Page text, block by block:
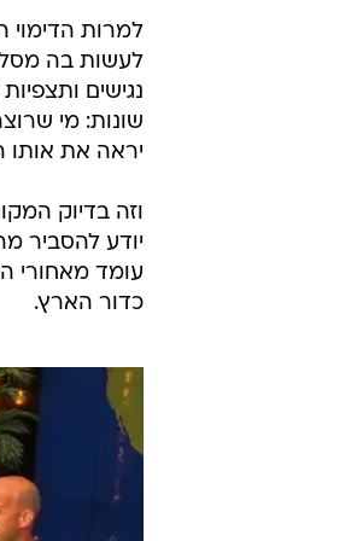
למרות
לעשות בה
נגישים
שונות: מי
יראה את אותו
וזה בדיוק
יודע להסביר
עומד מאחורי
כדור הארץ.